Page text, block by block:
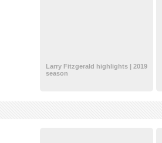
Larry Fitzgerald highlights | 2019
season